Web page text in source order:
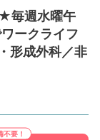
毎週水曜午
ークライフ
形成外科／非